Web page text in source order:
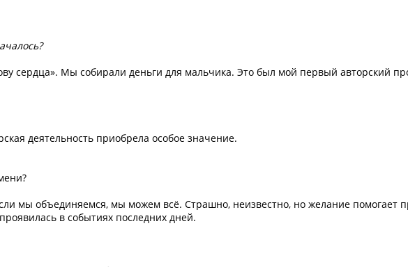
сердца». Мы собирали деньги для мальчика. Это был мой первый авторский
деятельность приобрела особое значение.
мы объединяемся, мы можем всё. Страшно, неизвестно, но желание помогает
в событиях последних дней.